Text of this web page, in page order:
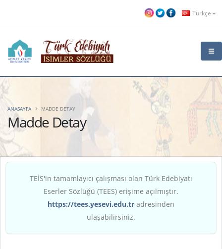
Türkçe
Madde Detay
ANASAYFA MADDE DETAY
TEİS'in tamamlayıcı çalışması olan Türk Edebiyatı
Eserler Sözlüğü (TEES) erişime açılmıştır.
https://tees.yesevi.edu.tr adresinden
ulaşabilirsiniz.